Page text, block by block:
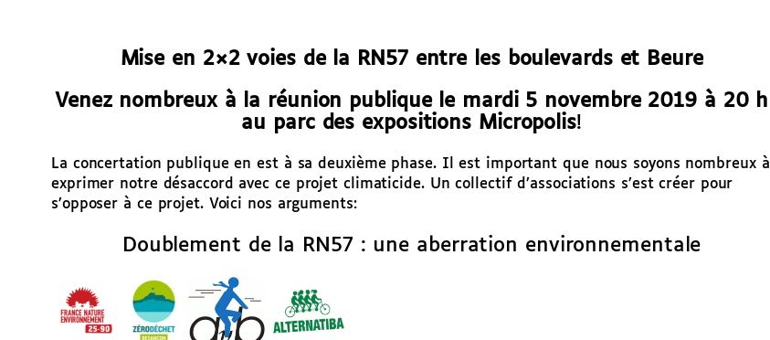
Mise en 2×2 voies de la RN57 entre les boulevards et Beure
Venez nombreux à la réunion publique le mardi 5 novembre 2019 à 20 h
au parc des expositions Micropolis!
La concertation publique en est à sa deuxième phase. Il est important que nous soyons nombreux à
exprimer notre désaccord avec ce projet climaticide. Un collectif d’associations s’est créer pour
s’opposer à ce projet. Voici nos arguments:
Doublement de la RN57 : une aberration environnementale